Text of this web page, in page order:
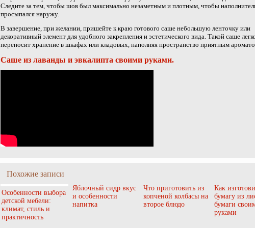
Следите за тем, чтобы шов был максимально незаметным и плотным, чтобы
просыпался наружу.
В завершение, при желании, пришейте к краю готового саше небольшую ленточку или
декоративный элемент для удобного закрепления и эстетического вида. Такой саше
переносит хранение в шкафах или кладовых, наполняя пространство приятным
Саше из лаванды и эвкалипта своими руками.
Похожие записи
Особенности выбора
детской мебели:
климат, стиль и
практичность
Яблочный сидр вкус
и особенности
напитка
Что приготовить из
копченой колбасы на
второе блюдо
Как
бумагу из
бумаги
руками